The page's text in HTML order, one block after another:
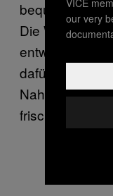
bequemste
Die
entwickeln,
dafür müssten
frisches Obst
our very